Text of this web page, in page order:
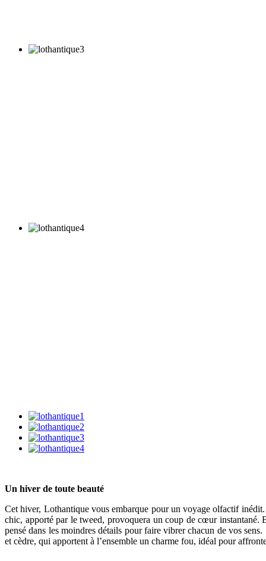
Un hiver de toute beauté
Cet hiver, Lothantique vous embarque pour un voyage olfactif
chic, apporté par le tweed, provoquera un coup de cœur
pensé dans les moindres détails pour faire vibrer chacun de vos
et cèdre, qui apportent à l’ensemble un charme fou, idéal pour